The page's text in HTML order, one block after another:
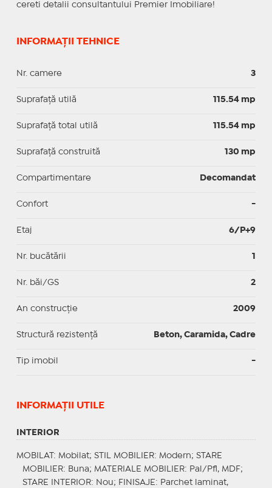
cereti detalii consultantului Premier Imobiliare!
INFORMAȚII TEHNICE
Nr. camere 3
Suprafaţă utilă 115.54 mp
Suprafaţă total utilă 115.54 mp
Suprafaţă construită 130 mp
Compartimentare Decomandat
Confort -
Etaj 6/P+9
Nr. bucătării 1
Nr. băi/GS 2
An construcție 2009
Structură rezistență Beton, Caramida, Cadre
Tip imobil -
INFORMAŢII UTILE
INTERIOR
MOBILAT : Mobilat; STIL MOBILIER: Modern; STARE
MOBILIER: Buna; MATERIALE MOBILIER: Pal/Pfl, MDF;
STARE INTERIOR: Nou; FINISAJE : Parchet laminat,